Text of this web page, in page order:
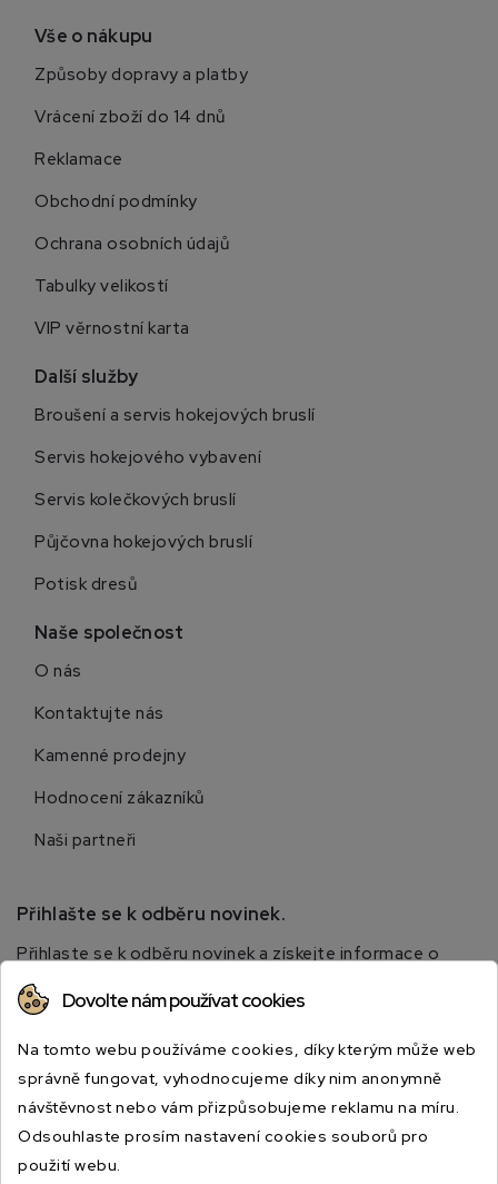
Vše o nákupu
Způsoby dopravy a platby
Vrácení zboží do 14 dnů
Reklamace
Obchodní podmínky
Ochrana osobních údajů
Tabulky velikostí
VIP věrnostní karta
Další služby
Broušení a servis hokejových bruslí
Servis hokejového vybavení
Servis kolečkových bruslí
Půjčovna hokejových bruslí
Potisk dresů
Naše společnost
O nás
Kontaktujte nás
Kamenné prodejny
Hodnocení zákazníků
Naši partneři
Přihlašte se k odběru novinek.
Přihlaste se k odběru novinek a získejte informace o
speciálních slevách.
Dovolte nám používat cookies
Na tomto webu používáme cookies, díky kterým může web
správně fungovat, vyhodnocujeme díky nim anonymně
návštěvnost nebo vám přizpůsobujeme reklamu na míru.
Odsouhlaste prosím nastavení cookies souborů pro
použití webu.